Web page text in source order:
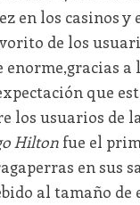
en los casinos y
de los
enorme,gracias a
que
los usuarios de
Hiltonfue el
en sus
al tamaño de